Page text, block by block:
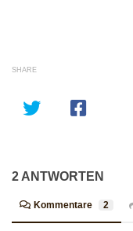
SHARE
2 ANTWORTEN
Kommentare 2